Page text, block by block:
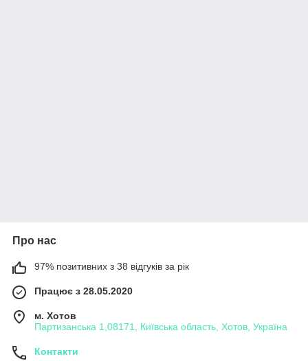
Про нас
97% позитивних з 38 відгуків за рік
Працює з 28.05.2020
м. Хотов
Партизанська 1,08171, Київська область, Хотов, Україна
Контакти